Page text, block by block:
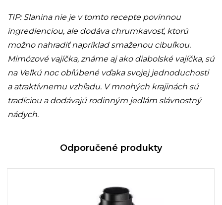
TIP: Slanina nie je v tomto recepte povinnou
ingredienciou, ale dodáva chrumkavosť, ktorú
možno nahradiť napríklad smaženou cibuľkou.
Mimózové vajíčka, známe aj ako diabolské vajíčka, sú
na Veľkú noc obľúbené vďaka svojej jednoduchosti
a atraktívnemu vzhľadu. V mnohých krajinách sú
tradíciou a dodávajú rodinným jedlám slávnostný
nádych.
Odporučené produkty